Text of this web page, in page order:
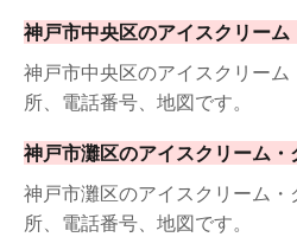
神戸市中央区のアイスクリーム
神戸市中央区のアイスクリー
所、電話番号、地図です。
神戸市灘区のアイスクリーム・
神戸市灘区のアイスクリーム
所、電話番号、地図です。